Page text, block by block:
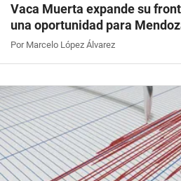
Vaca Muerta expande su
una oportunidad para
Por Marcelo López Álvarez